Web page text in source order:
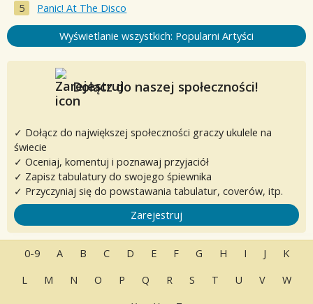
Panic! At The Disco
Wyświetlanie wszystkich: Popularni Artyści
Dołącz do naszej społeczności!
✓ Dołącz do największej społeczności graczy ukulele na
świecie
✓ Oceniaj, komentuj i poznawaj przyjaciół
✓ Zapisz tabulatury do swojego śpiewnika
✓ Przyczyniaj się do powstawania tabulatur, coverów, itp.
Zarejestruj
0-9 A B C D E F G H I J
K
L
M N O P Q R S T U V
W